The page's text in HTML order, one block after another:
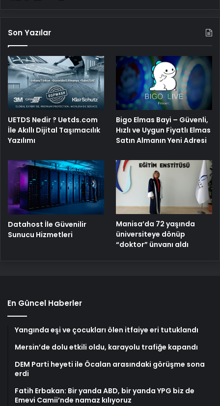
Son Yazılar
UETDS Nedir ? Uetds.com
İle Akıllı Dijital Taşımacılık
Yazılımı
Bigo Elmas Bayi – Güvenli,
Hızlı ve Uygun Fiyatlı Elmas
Satın Almanın Yeni Adresi
Datahost İle Güvenilir
Sunucu Hizmetleri
Manisa’da 72 yaşında
üniversiteye dönüp
“doktor” ünvanı aldı
En Güncel Haberler
Yangında eşi ve çocukları ölen itfaiye eri tutuklandı
Mersin’de dolu etkili oldu, karayolu trafiğe kapandı
DEM Parti heyeti ile Öcalan arasındaki görüşme sona
erdi
Fatih Erbakan: Bir yanda ABD, bir yanda YPG biz de
Emevi Camii’nde namaz kılıyoruz